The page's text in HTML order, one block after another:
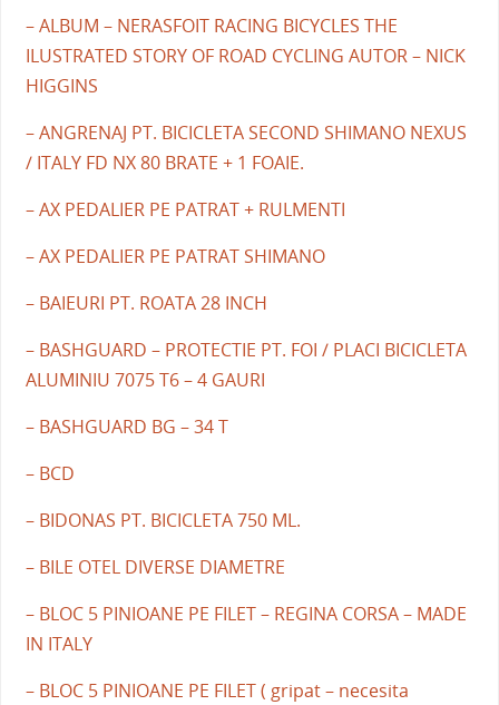
– ALBUM – NERASFOIT RACING BICYCLES THE
ILUSTRATED STORY OF ROAD CYCLING AUTOR – NICK
HIGGINS
– ANGRENAJ PT. BICICLETA SECOND SHIMANO NEXUS
/ ITALY FD NX 80 BRATE + 1 FOAIE.
– AX PEDALIER PE PATRAT + RULMENTI
– AX PEDALIER PE PATRAT SHIMANO
– BAIEURI PT. ROATA 28 INCH
– BASHGUARD – PROTECTIE PT. FOI / PLACI BICICLETA
ALUMINIU 7075 T6 – 4 GAURI
– BASHGUARD BG – 34 T
– BCD
– BIDONAS PT. BICICLETA 750 ML.
– BILE OTEL DIVERSE DIAMETRE
– BLOC 5 PINIOANE PE FILET – REGINA CORSA – MADE
IN ITALY
– BLOC 5 PINIOANE PE FILET ( gripat – necesita